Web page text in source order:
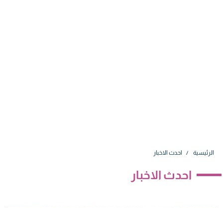
الرئيسية احدث الاخبار
احدث الاخبار